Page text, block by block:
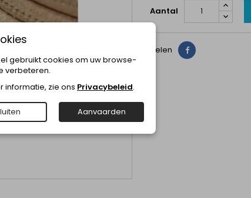
Aantal
Delen Delen
gebruikt cookies om uw browse-
verbeteren.
informatie, zie ons Privacybeleid.
Aanvaarden